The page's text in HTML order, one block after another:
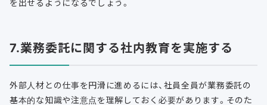
を出せるようになるでしょう。
7.業務委託に関する社内教育を実施する
外部人材との仕事を円滑に進めるには、社員全員が業務委託の
基本的な知識や注意点を理解しておく必要があります。そのた